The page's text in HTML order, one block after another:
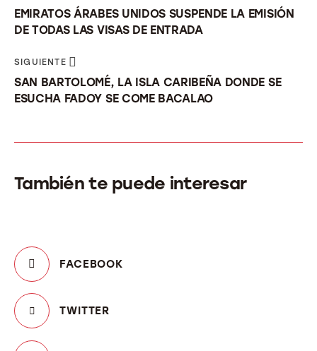
EMIRATOS ÁRABES UNIDOS SUSPENDE LA EMISIÓN
DE TODAS LAS VISAS DE ENTRADA
SIGUIENTE
SAN BARTOLOMÉ, LA ISLA CARIBEÑA DONDE SE
ESUCHA FADOY SE COME BACALAO
También te puede interesar
FACEBOOK
TWITTER